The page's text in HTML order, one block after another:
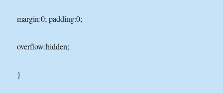
margin:0; padding:0;
overflow:hidden;
}